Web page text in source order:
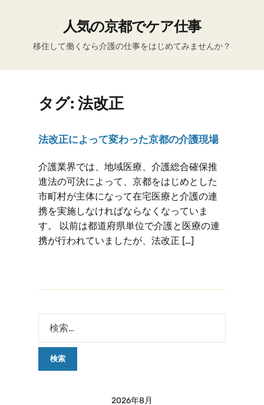
人気の京都でケア仕事
移住して働くなら介護の仕事をはじめてみませんか？
タグ: 法改正
法改正によって変わった京都の介護現場
介護業界では、地域医療、介護総合確保推
進法の可決によって、京都をはじめとした
市町村が主体になって在宅医療と介護の連
携を実施しなければならなくなっていま
す。 以前は都道府県単位で介護と医療の連
携が行われていましたが、法改正 […]
2026年8月